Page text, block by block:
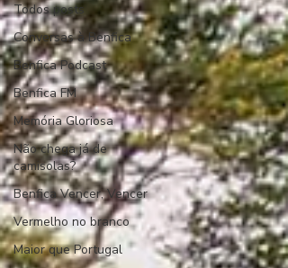
Todos posts
Conversas à Benfica
Benfica Podcast
Benfica FM
Memória Gloriosa
Não chega já de
camisolas?
Benfica Vencer, Vencer
Vermelho no branco
Maior que Portugal